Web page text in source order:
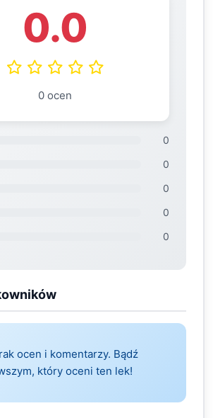
0.0
0 ocen
0
0
0
0
0
ocen i komentarzy. Bądź
który oceni ten lek!